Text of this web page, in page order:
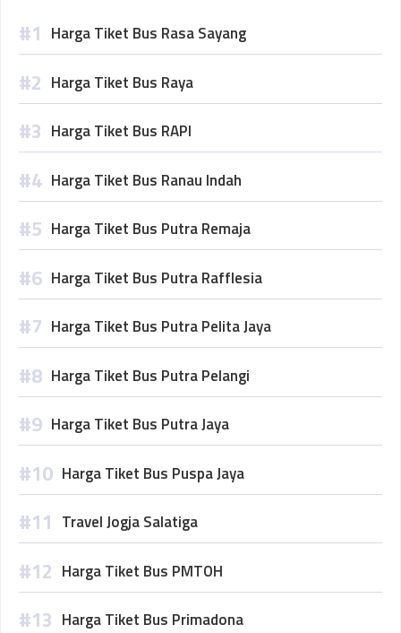
Harga Tiket Bus Rasa Sayang
Harga Tiket Bus Raya
Harga Tiket Bus RAPI
Harga Tiket Bus Ranau Indah
Harga Tiket Bus Putra Remaja
Harga Tiket Bus Putra Rafflesia
Harga Tiket Bus Putra Pelita Jaya
Harga Tiket Bus Putra Pelangi
Harga Tiket Bus Putra Jaya
Harga Tiket Bus Puspa Jaya
Travel Jogja Salatiga
Harga Tiket Bus PMTOH
Harga Tiket Bus Primadona